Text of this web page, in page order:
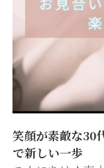
笑顔が素敵な30
で新しい一歩